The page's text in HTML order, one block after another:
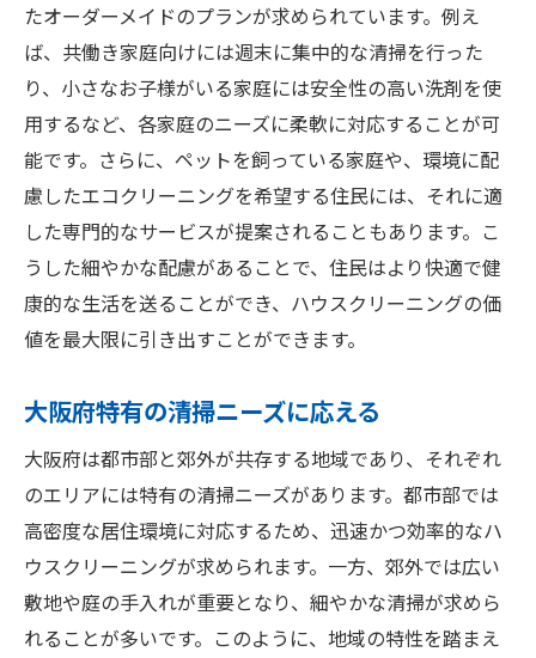
たオーダーメイドのプランが求められています。例え
ば、共働き家庭向けには週末に集中的な清掃を行った
り、小さなお子様がいる家庭には安全性の高い洗剤を使
用するなど、各家庭のニーズに柔軟に対応することが可
能です。さらに、ペットを飼っている家庭や、環境に配
慮したエコクリーニングを希望する住民には、それに適
した専門的なサービスが提案されることもあります。こ
うした細やかな配慮があることで、住民はより快適で健
康的な生活を送ることができ、ハウスクリーニングの価
値を最大限に引き出すことができます。
大阪府特有の清掃ニーズに応える
大阪府は都市部と郊外が共存する地域であり、それぞれ
のエリアには特有の清掃ニーズがあります。都市部では
高密度な居住環境に対応するため、迅速かつ効率的なハ
ウスクリーニングが求められます。一方、郊外では広い
敷地や庭の手入れが重要となり、細やかな清掃が求めら
れることが多いです。このように、地域の特性を踏まえ